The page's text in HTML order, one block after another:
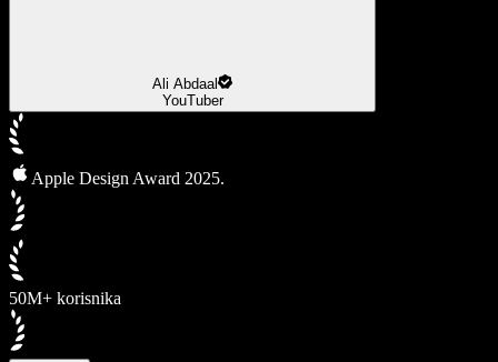
Ali Abdaal
YouTuber
Apple Design Award 2025.
50M+ korisnika